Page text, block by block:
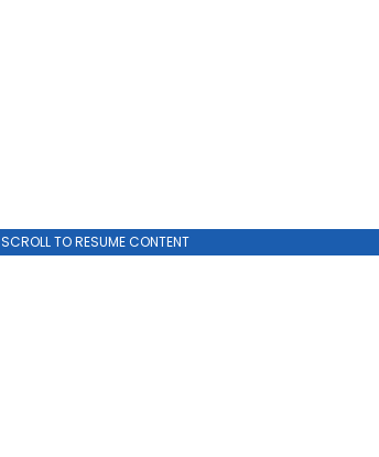
SCROLL TO RESUME CONTENT